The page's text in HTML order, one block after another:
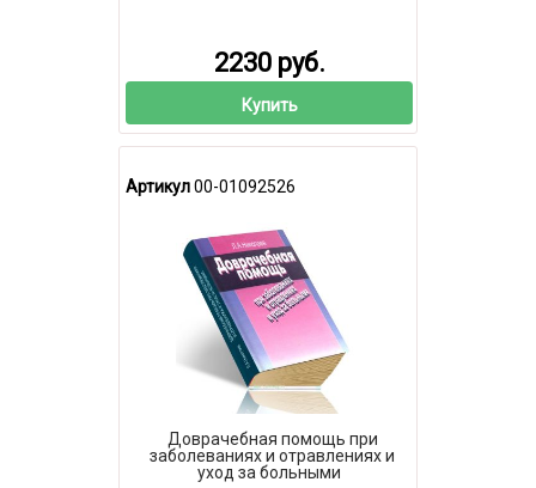
2230 руб.
Купить
Артикул00-01092526
Доврачебная помощь при
заболеваниях и отравлениях и
уход за больными